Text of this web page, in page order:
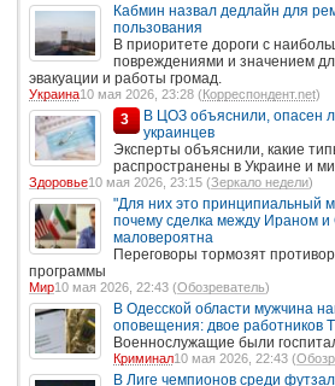
Кабмин назвал дедлайн для
пользования
В приоритете дороги с
повреждениями и значением
эвакуации и работы громад.
Украина10 мая 2026, 23:28 (Корреспондент.net)
3
В ЦОЗ объяснили, опасен
украинцев
Эксперты объяснили, какие
распространены в Украине и
Здоровье10 мая 2026, 23:15 (Зеркало недели)
"Для них это принципиальный
почему сделка между Ираном
маловероятна
Переговоры тормозят
программы
Мир10 мая 2026, 22:43 (Обозреватель)
В Одесской области мужчина
оповещения: двое работников
Военнослужащие были
Криминал10 мая 2026, 22:43 (
В Лиге чемпионов среди